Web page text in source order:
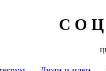
С О